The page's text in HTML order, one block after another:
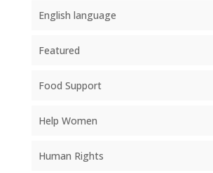
English language
Featured
Food Support
Help Women
Human Rights